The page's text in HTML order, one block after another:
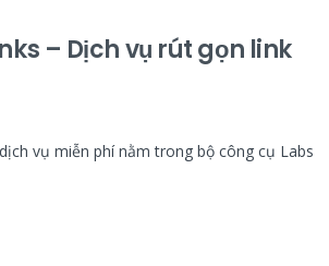
– Dịch vụ rút gọn link
vụ miễn phí nằm trong bộ công cụ Labs